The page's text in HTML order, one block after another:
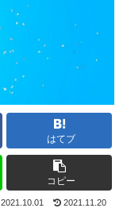
はてブ
コピー
2021.10.01 2021.11.20